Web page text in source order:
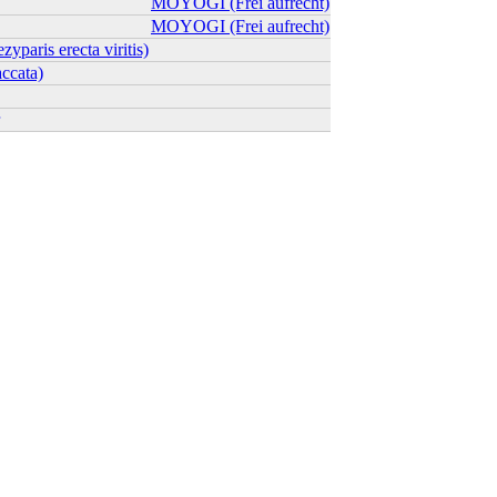
MOYOGI (Frei aufrecht)
erecta viritis)